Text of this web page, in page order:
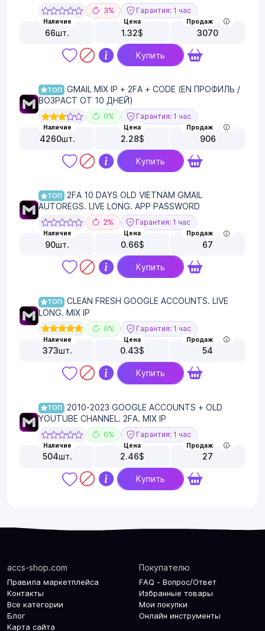
3% Гарантия: 1 час
Наличие
66шт.
Цена
1.32$
Продаж
3070
Купить
ТОП
GMAIL MIX IP + 2FA + CODE (EN ПРОФИЛЬ /
ВОЗРАСТ ОТ 10 ДНЕЙ)
0% Гарантия: 1 час
Наличие
4260шт.
Цена
2.28$
Продаж
906
Купить
ТОП
2FA 10 DAYS OLD VIETNAM GMAIL
AUTOREGS. LIVE LONG. APP PASSWORD
2% Гарантия: 1 час
Наличие
90шт.
Цена
0.66$
Продаж
67
Купить
ТОП
CLEAN FRESH GOOGLE ACCOUNTS. LIVE
LONG. MIX IP
0% Гарантия: 1 час
Наличие
373шт.
Цена
0.43$
Продаж
54
Купить
ТОП
2010-2023 GOOGLE ACCOUNTS + OLD
YOUTUBE CHANNEL. 2FA. MIX IP
0% Гарантия: 1 час
Наличие
504шт.
Цена
2.46$
Продаж
27
Купить
accs-shop.com
Правила маркетплейса
Контакты
Все категории
Блог
Карта сайта
Покупателю
FAQ - Вопрос/Ответ
Избранные товары
Мои покупки
Онлайн инструменты